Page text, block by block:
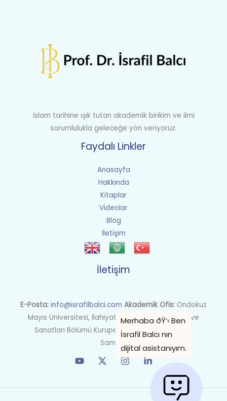
İslam tarihine ışık tutan akademik birikim ve ilmi
sorumlulukla geleceğe yön veriyoruz.
Faydalı Linkler
Anasayfa
Hakkında
Kitaplar
Videolar
Blog
İletişim
İletişim
E-Posta: info@israfilbalci.com Akademik Ofis: Ondokuz
Mayıs Üniversitesi, İlahiyat Fakültesi İslam Tarihi ve
Sanatları Bölümü Kurupelit Kampüsü, Atakum /
Samsun